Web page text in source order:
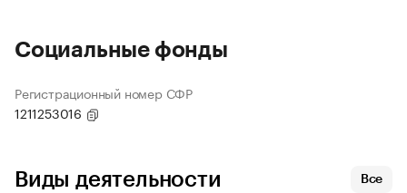
Социальные фонды
Регистрационный номер СФР
1211253016
Виды деятельности Все